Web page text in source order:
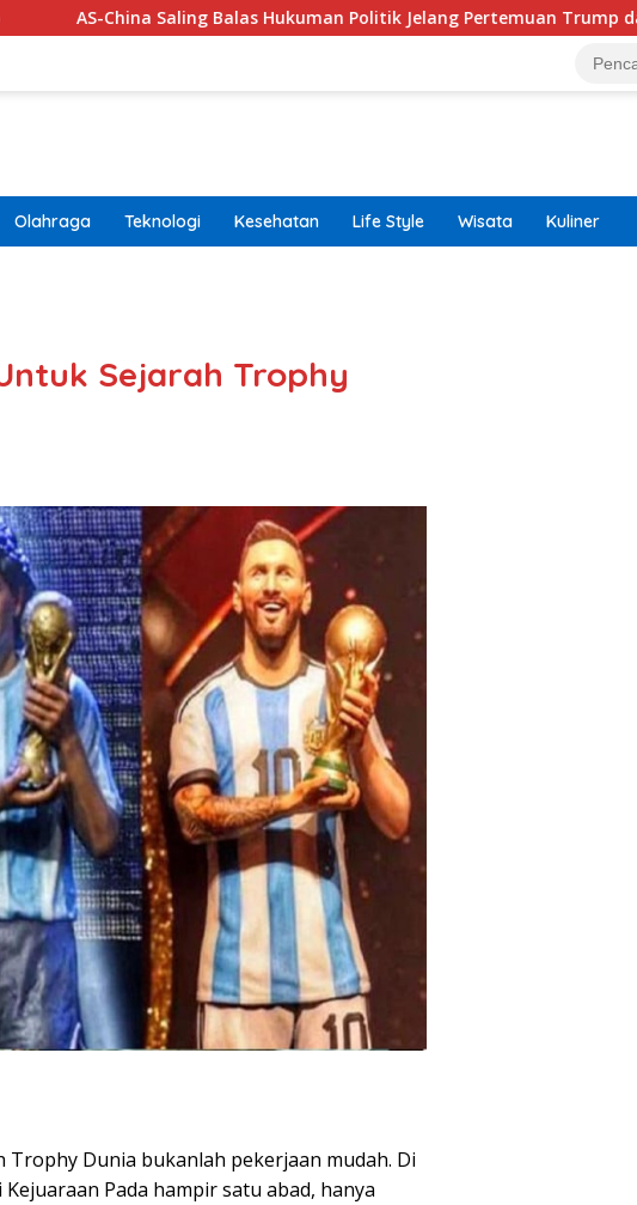
Balas Hukuman Politik Jelang Pertemuan Trump dan Xi Jinping
Olahraga Teknologi Kesehatan Life Style Wisata Kuliner
Sejarah Trophy
Dunia bukanlah pekerjaan mudah. Di
Pada hampir satu abad, hanya